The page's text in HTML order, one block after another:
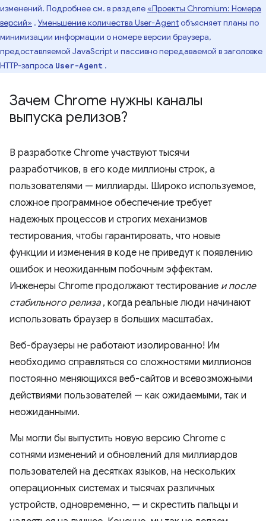
изменений. Подробнее см. в разделе«Проекты Chromium: Номера
версий» . Уменьшение количества User-Agentобъясняет планы по
минимизации информации о номере версии браузера,
предоставляемой JavaScript и пассивно передаваемой в заголовке
HTTP-запроса User-Agent .
Зачем Chrome нужны каналы
выпуска релизов?
В разработке Chrome участвуют тысячи
разработчиков, в его коде миллионы строк, а
пользователями — миллиарды. Широко используемое,
сложное программное обеспечение требует
надежных процессов и строгих механизмов
тестирования, чтобы гарантировать, что новые
функции и изменения в коде не приведут к появлению
ошибок и неожиданным побочным эффектам.
Инженеры Chrome продолжают тестирование и после
стабильного релиза, когда реальные люди начинают
использовать браузер в больших масштабах.
Веб-браузеры не работают изолированно! Им
необходимо справляться со сложностями миллионов
постоянно меняющихся веб-сайтов и всевозможными
действиями пользователей — как ожидаемыми, так и
неожиданными.
Мы могли бы выпустить новую версию Chrome с
сотнями изменений и обновлений для миллиардов
пользователей на десятках языков, на нескольких
операционных системах и тысячах различных
устройств, одновременно, — и скрестить пальцы и